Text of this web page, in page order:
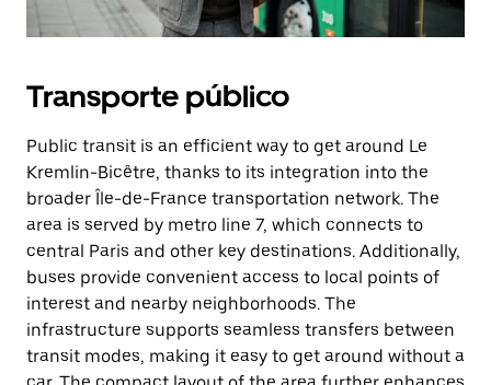
Transporte público
Public transit is an efficient way to get around Le
Kremlin-Bicêtre, thanks to its integration into the
broader Île-de-France transportation network. The
area is served by metro line 7, which connects to
central Paris and other key destinations. Additionally,
buses provide convenient access to local points of
interest and nearby neighborhoods. The
infrastructure supports seamless transfers between
transit modes, making it easy to get around without a